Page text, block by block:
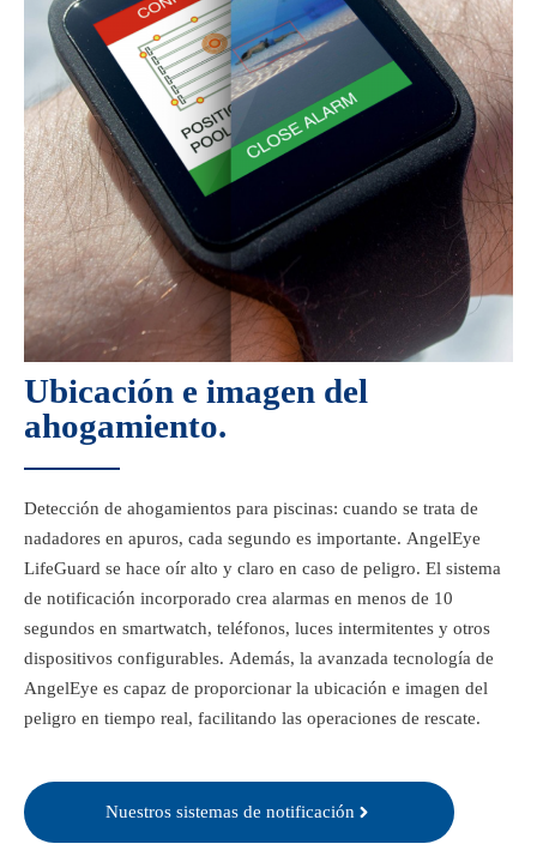
Ubicación e imagen del
ahogamiento.
Detección de ahogamientos para piscinas: cuando se trata de
nadadores en apuros, cada segundo es importante. AngelEye
LifeGuard se hace oír alto y claro en caso de peligro. El sistema
de notificación incorporado crea alarmas en menos de 10
segundos en smartwatch, teléfonos, luces intermitentes y otros
dispositivos configurables. Además, la avanzada tecnología de
AngelEye es capaz de proporcionar la ubicación e imagen del
peligro en tiempo real, facilitando las operaciones de rescate.
Nuestros sistemas de notificación